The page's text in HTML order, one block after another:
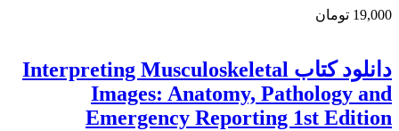
19,000 تومان
دانلود كتاب Interpreting Musculoskeletal
Images: Anatomy, Pathology and
Emergency Reporting 1st Edition